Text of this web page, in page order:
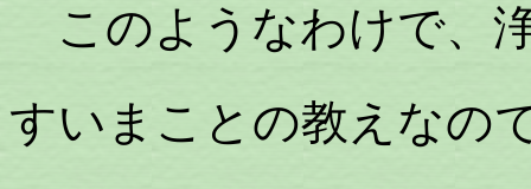
このようなわけで、
すいまことの教えなの